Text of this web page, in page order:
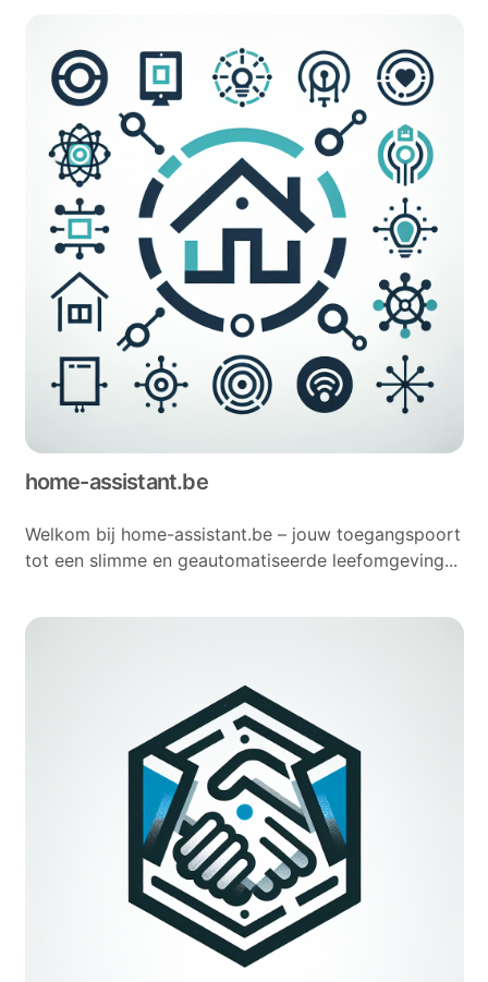
home-assistant.be
Welkom bij home-assistant.be – jouw toegangspoort
tot een slimme en geautomatiseerde leefomgeving...